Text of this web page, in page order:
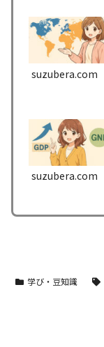
suzubera.com
suzubera.com
学び・豆知識